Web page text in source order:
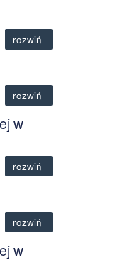
rozwiń
rozwiń
w
rozwiń
rozwiń
w